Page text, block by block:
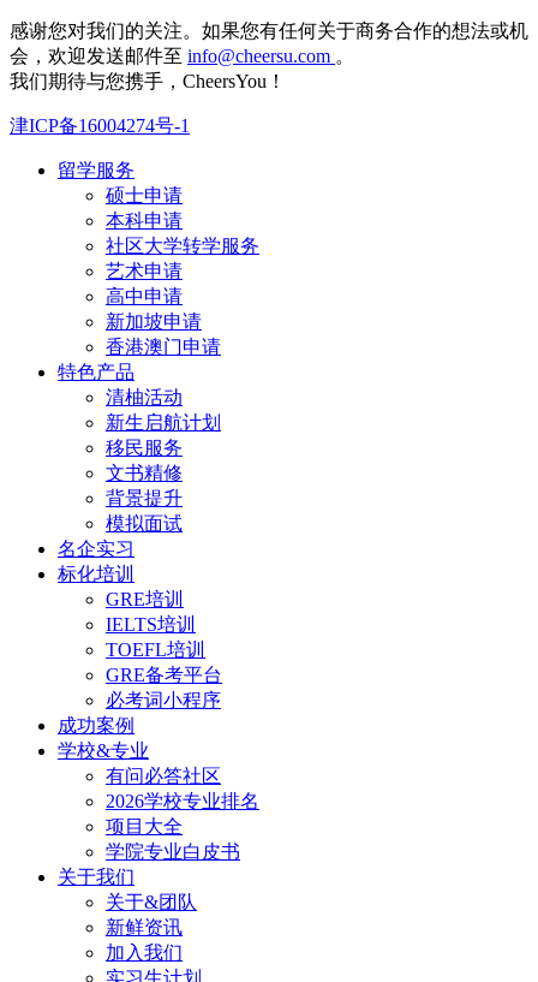
感谢您对我们的关注。如果您有任何关于商务合作的想法或机
会，欢迎发送邮件至 info@cheersu.com 。
我们期待与您携手，CheersYou！
津ICP备16004274号-1
留学服务
硕士申请
本科申请
社区大学转学服务
艺术申请
高中申请
新加坡申请
香港澳门申请
特色产品
清柚活动
新生启航计划
移民服务
文书精修
背景提升
模拟面试
名企实习
标化培训
GRE培训
IELTS培训
TOEFL培训
GRE备考平台
必考词小程序
成功案例
学校&专业
有问必答社区
2026学校专业排名
项目大全
学院专业白皮书
关于我们
关于&团队
新鲜资讯
加入我们
实习生计划